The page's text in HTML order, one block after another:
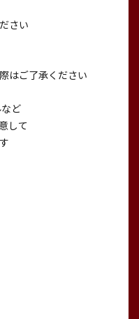
さい
はご了承ください
ど
して